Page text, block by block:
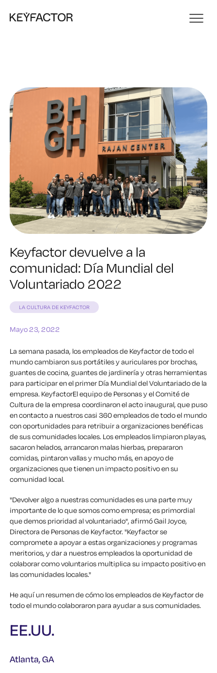
Keyfactor devuelve a la
comunidad: Día Mundial del
Voluntariado 2022
LA CULTURA DE KEYFACTOR
Mayo 23, 2022
La semana pasada, los empleados de Keyfactor de todo el
mundo cambiaron sus portátiles y auriculares por brochas,
guantes de cocina, guantes de jardinería y otras herramientas
para participar en el primer Día Mundial del Voluntariado de la
empresa. KeyfactorEl equipo de Personas y el Comité de
Cultura de la empresa coordinaron el acto inaugural, que puso
en contacto a nuestros casi 360 empleados de todo el mundo
con oportunidades para retribuir a organizaciones benéficas
de sus comunidades locales. Los empleados limpiaron playas,
sacaron helados, arrancaron malas hierbas, prepararon
comidas, pintaron vallas y mucho más, en apoyo de
organizaciones que tienen un impacto positivo en su
comunidad local.
"Devolver algo a nuestras comunidades es una parte muy
importante de lo que somos como empresa; es primordial
que demos prioridad al voluntariado", afirmó Gail Joyce,
Directora de Personas de Keyfactor. "Keyfactor se
compromete a apoyar a estas organizaciones y programas
meritorios, y dar a nuestros empleados la oportunidad de
colaborar como voluntarios multiplica su impacto positivo en
las comunidades locales."
He aquí un resumen de cómo los empleados de Keyfactor de
todo el mundo colaboraron para ayudar a sus comunidades.
EE.UU.
Atlanta, GA